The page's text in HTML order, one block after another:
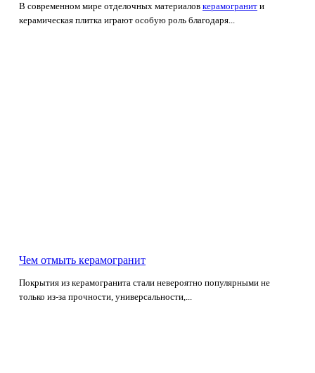
В современном мире отделочных материалов керамогранит и
керамическая плитка играют особую роль благодаря...
Чем отмыть керамогранит
Покрытия из керамогранита стали невероятно популярными не
только из-за прочности, универсальности,...